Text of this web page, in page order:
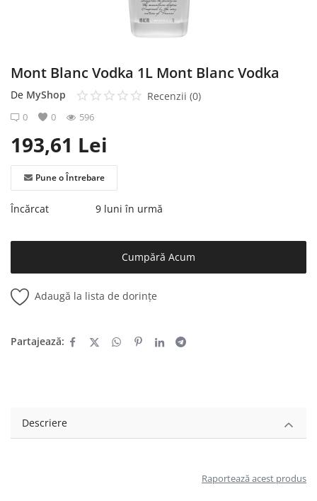
Mont Blanc Vodka 1L Mont Blanc Vodka
De MyShop Recenzii (0)
0 0 596
193,61 Lei
Pune o Întrebare
Încărcat 9 luni în urmă
Cumpără Acum
Adaugă la lista de dorințe
Partajează:
Descriere
Raportează acest produs